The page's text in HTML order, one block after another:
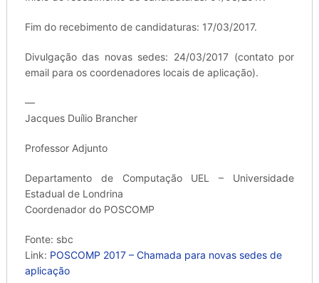
Fim do recebimento de candidaturas: 17/03/2017.
Divulgação das novas sedes: 24/03/2017 (contato por
email para os coordenadores locais de aplicação).
—
Jacques Duílio Brancher
Professor Adjunto
Departamento de Computação UEL – Universidade
Estadual de Londrina
Coordenador do POSCOMP
Fonte: sbc
Link: POSCOMP 2017 – Chamada para novas sedes de
aplicação